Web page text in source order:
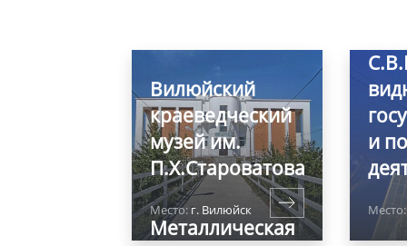
Вилюйский
краеведческий
музей им.
П.Х.Староватова
Место: г. Вилюйск
и
Место:
Металлическая